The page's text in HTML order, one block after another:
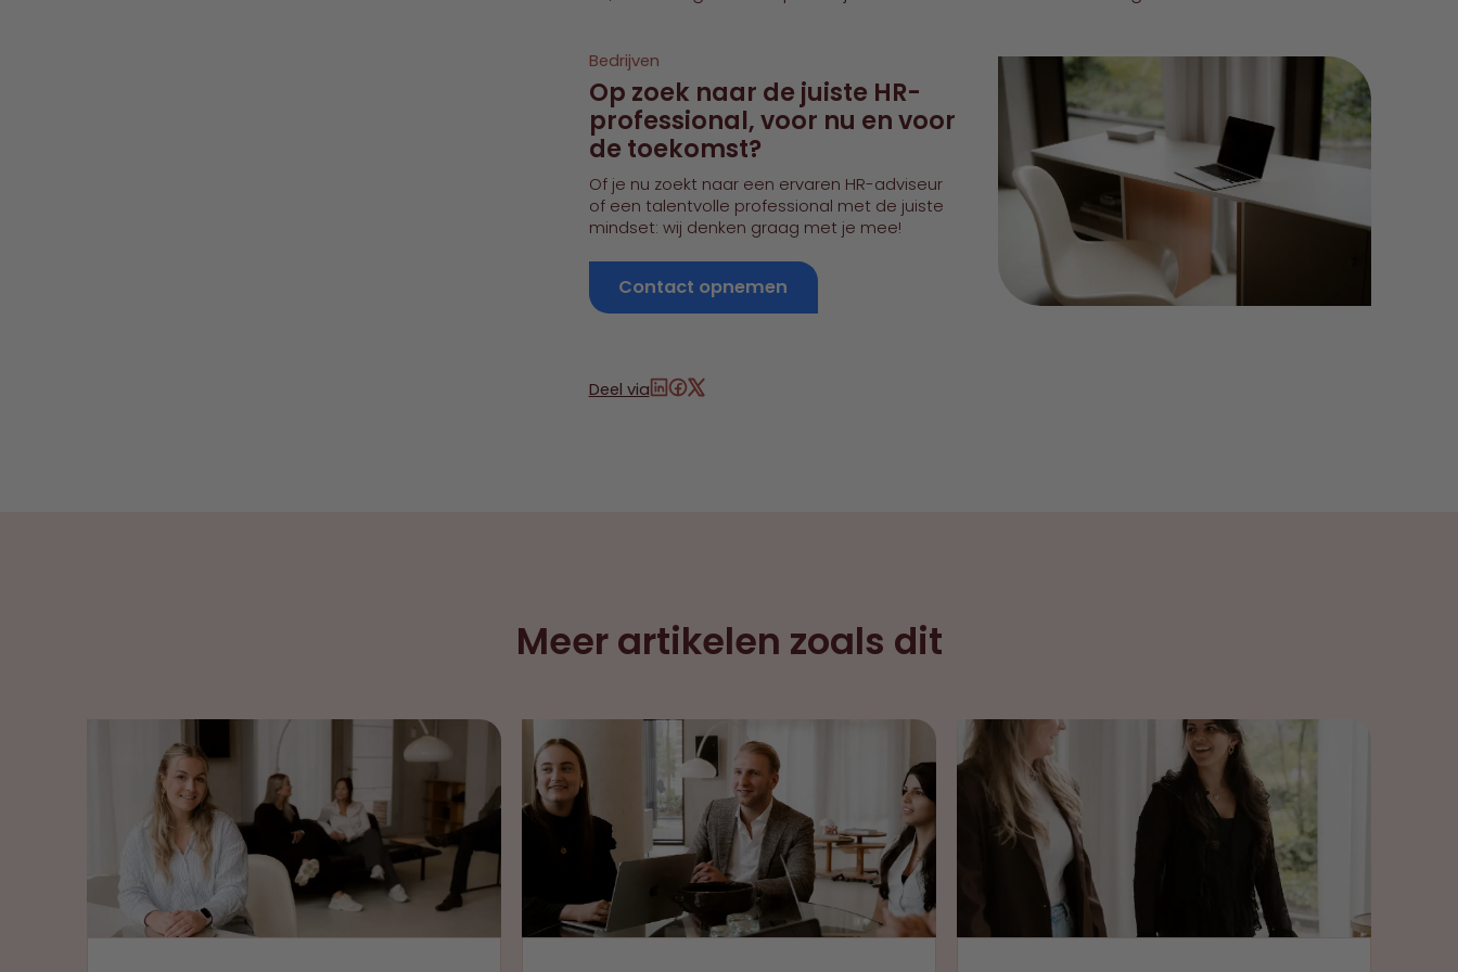
Bedrijven
Op zoek naar de juiste HR-
professional, voor nu en voor
de toekomst?
Of je nu zoekt naar een ervaren HR-adviseur
of een talentvolle professional met de juiste
mindset: wij denken graag met je mee!
Contact opnemen
Deel via
Meer artikelen zoals dit